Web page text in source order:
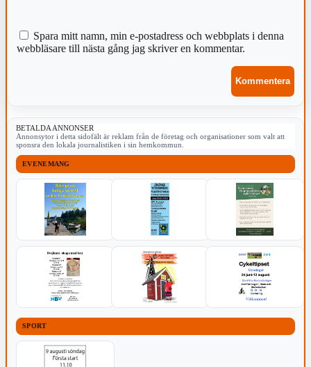
Spara mitt namn, min e-postadress och webbplats i denna
webbläsare till nästa gång jag skriver en kommentar.
BETALDA ANNONSER
Annonsytor i detta sidofält är reklam från de företag och organisationer som valt att
sponsra den lokala journalistiken i sin hemkommun.
EVENEMANG
SPORT